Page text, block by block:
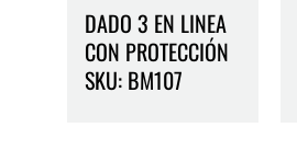
DADO 3 EN LINEA
CON PROTECCIÓN
SKU: BM107